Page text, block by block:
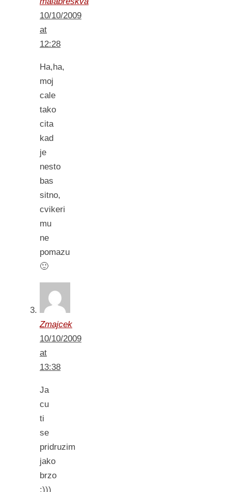
10/10/2009
at
12:28
Ha,ha,
moj
cale
tako
cita
kad
je
nesto
bas
sitno,
cvikeri
mu
ne
pomazu
🙂
Zmajcek
10/10/2009
at
13:38
Ja
cu
ti
se
pridruzim
jako
brzo
:)))